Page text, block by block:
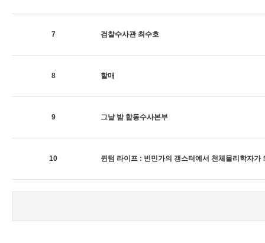
7 검찰수사관 최수호
8 할매
9 그날 밤 합동수사본부
10 퀸텀 라이프 : 빈민가의 갱스터에서 천체물리학자가